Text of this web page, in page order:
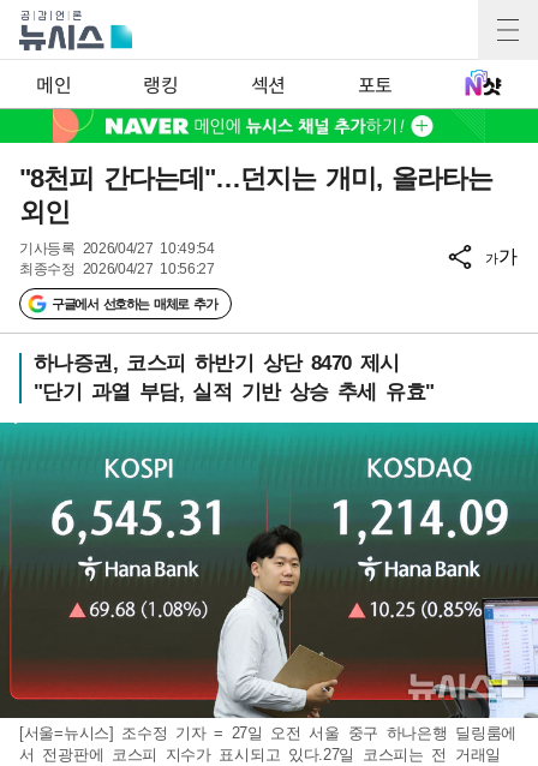
메인 랭킹 섹션 포토
"8천피 간다는데"…던지는 개미, 올라타는
외인
기사등록 2026/04/27 10:49:54
최종수정 2026/04/27 10:56:27
구글에서 선호하는 매체로 추가
가가
하나증권, 코스피 하반기 상단 8470 제시
"단기 과열 부담, 실적 기반 상승 추세 유효"
[서울=뉴시스] 조수정 기자 = 27일 오전 서울 중구 하나은행 딜링룸에
서 전광판에 코스피 지수가 표시되고 있다.27일 코스피는 전 거래일